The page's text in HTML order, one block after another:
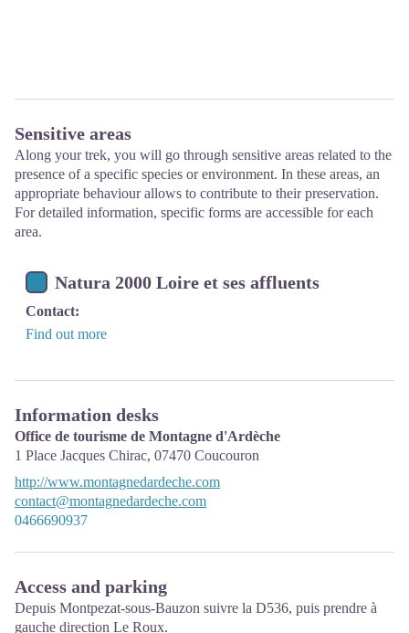
Sensitive areas
Along your trek, you will go through sensitive areas related to the
presence of a specific species or environment. In these areas, an
appropriate behaviour allows to contribute to their preservation.
For detailed information, specific forms are accessible for each
area.
Natura 2000 Loire et ses affluents
Contact:
Find out more
Information desks
Office de tourisme de Montagne d'Ardèche
1 Place Jacques Chirac, 07470 Coucouron
http://www.montagnedardeche.com
contact@montagnedardeche.com
0466690937
Access and parking
Depuis Montpezat-sous-Bauzon suivre la D536, puis prendre à
gauche direction Le Roux.